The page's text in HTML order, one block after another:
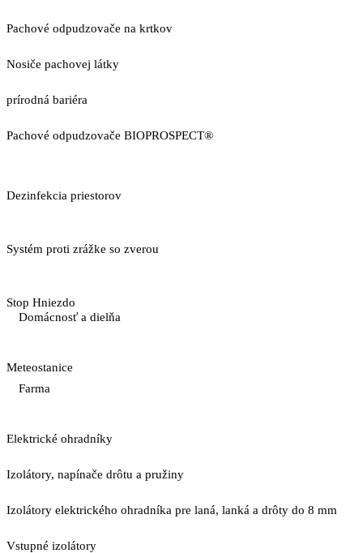
Pachové odpudzovače na krtkov
Nosiče pachovej látky
prírodná bariéra
Pachové odpudzovače BIOPROSPECT®
Dezinfekcia priestorov
Systém proti zrážke so zverou
Stop Hniezdo
Domácnosť a dielňa
Meteostanice
Farma
Elektrické ohradníky
Izolátory, napínače drôtu a pružiny
Izolátory elektrického ohradníka pre laná, lanká a drôty do 8 mm
Vstupné izolátory